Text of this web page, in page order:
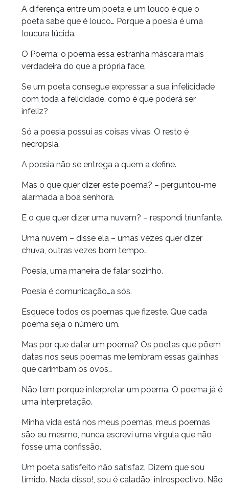
A diferença entre um poeta e um louco é que o
poeta sabe que é louco… Porque a poesia é uma
loucura lúcida.
O Poema: o poema essa estranha máscara mais
verdadeira do que a própria face.
Se um poeta consegue expressar a sua infelicidade
com toda a felicidade, como é que poderá ser
infeliz?
Só a poesia possui as coisas vivas. O resto é
necropsia.
A poesia não se entrega a quem a define.
Mas o que quer dizer este poema? – perguntou-me
alarmada a boa senhora.
E o que quer dizer uma nuvem? – respondi triunfante.
Uma nuvem – disse ela – umas vezes quer dizer
chuva, outras vezes bom tempo…
Poesia, uma maneira de falar sozinho.
Poesia é comunicação…a sós.
Esquece todos os poemas que fizeste. Que cada
poema seja o número um.
Mas por que datar um poema? Os poetas que põem
datas nos seus poemas me lembram essas galinhas
que carimbam os ovos…
Não tem porque interpretar um poema. O poema já é
uma interpretação.
Minha vida está nos meus poemas, meus poemas
são eu mesmo, nunca escrevi uma vírgula que não
fosse uma confissão.
Um poeta satisfeito não satisfaz. Dizem que sou
tímido. Nada disso!, sou é caladão, introspectivo. Não